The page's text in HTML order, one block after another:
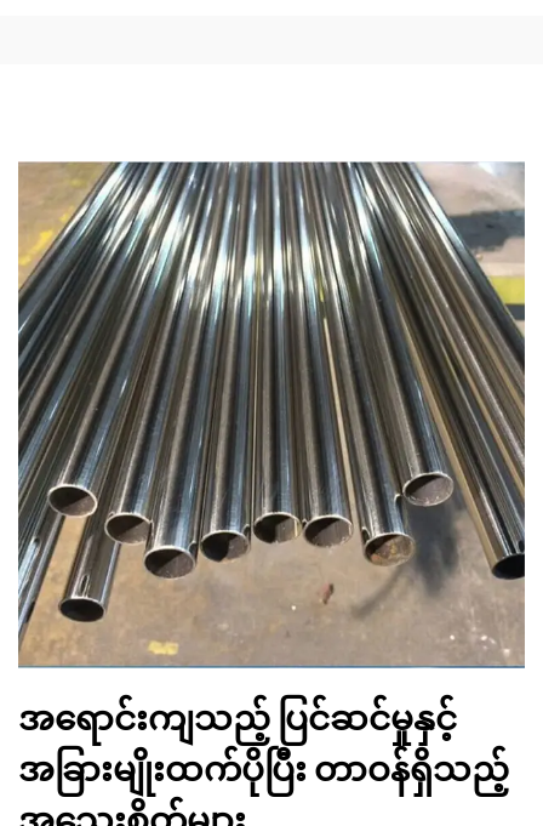
အရောင်းကျသည့် ပြင်ဆင်မှုနှင့်
အခြားမျိုးထက်ပိုပြီး တာဝန်ရှိသည့်